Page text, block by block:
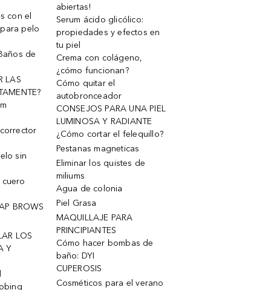
con el
pelo
de
LAS
sin
cuero
BROWS
LOS
Y
abiertas!
Serum ácido glicólico:
propiedades y efectos en
tu piel
Crema con colágeno,
¿cómo funcionan?
Cómo quitar el
autobronceador
CONSEJOS PARA UNA PIEL
LUMINOSA Y RADIANTE
¿Cómo cortar el felequillo?
Pestanas magneticas
Eliminar los quistes de
miliums
Agua de colonia
Piel Grasa
MAQUILLAJE PARA
PRINCIPIANTES
Cómo hacer bombas de
baño: DYI
CUPEROSIS
Cosméticos para el verano